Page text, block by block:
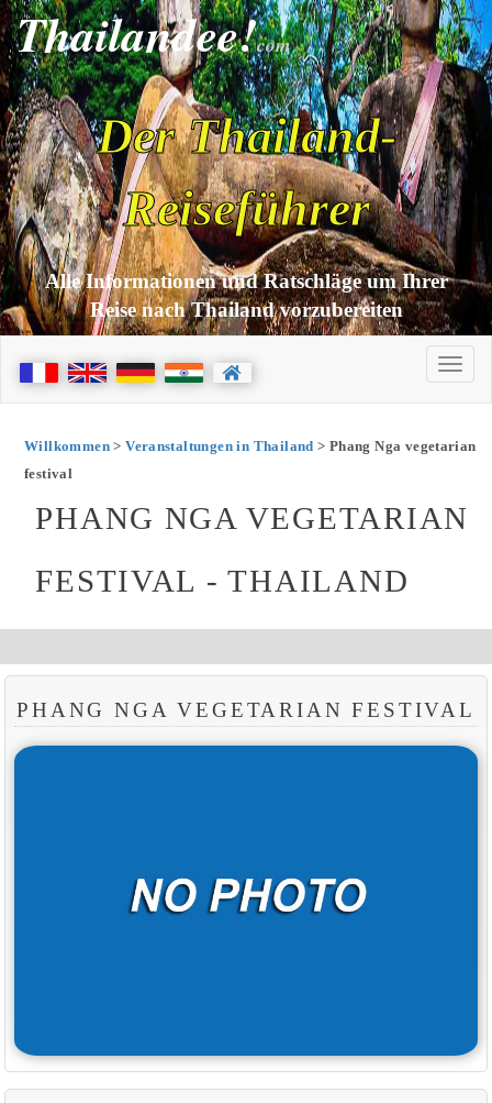
Thailandee!com
Der Thailand-
Reiseführer
Alle Informationen und Ratschläge um Ihrer
Reise nach Thailand vorzubereiten
Willkommen>Veranstaltungen in Thailand > Phang Nga vegetarian
festival
PHANG NGA VEGETARIAN
FESTIVAL - THAILAND
PHANG NGA VEGETARIAN FESTIVAL